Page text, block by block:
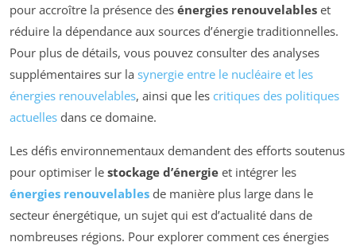
pour accroître la présence des énergies renouvelables et
réduire la dépendance aux sources d’énergie traditionnelles.
Pour plus de détails, vous pouvez consulter des analyses
supplémentaires sur la synergie entre le nucléaire et les
énergies renouvelables, ainsi que les critiques des politiques
actuelles dans ce domaine.
Les défis environnementaux demandent des efforts soutenus
pour optimiser le stockage d’énergie et intégrer les
énergies renouvelables de manière plus large dans le
secteur énergétique, un sujet qui est d’actualité dans de
nombreuses régions. Pour explorer comment ces énergies